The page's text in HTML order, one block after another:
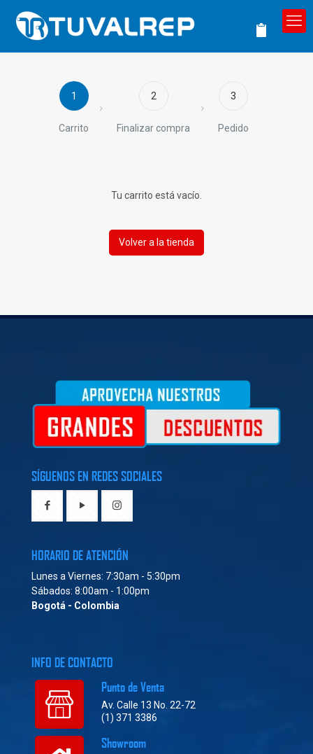
1
Carrito
2
Finalizar compra
3
Pedido
Tu carrito está vacío.
Volver a la tienda
SÍGUENOS EN REDES SOCIALES
HORARIO DE ATENCIÓN
Lunes a Viernes: 7:30am - 5:30pm
Sábados: 8:00am - 1:00pm
Bogotá - Colombia
INFO DE CONTACTO
Punto de Venta
Av. Calle 13 No. 22-72
(1) 371 3386
Showroom